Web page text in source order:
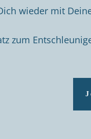
wieder mit
zum